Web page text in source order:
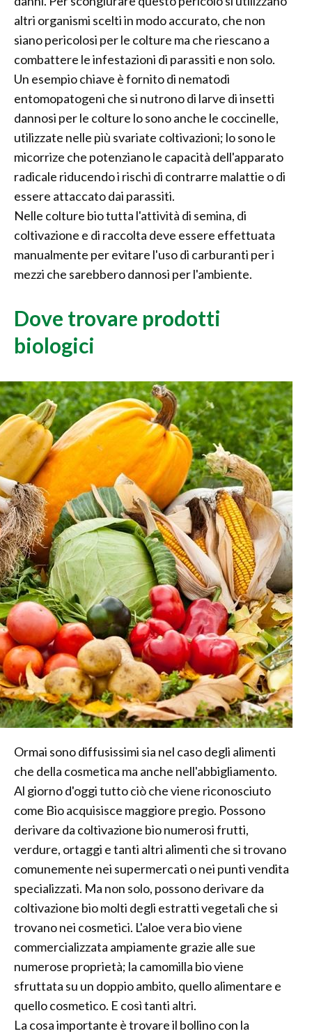
altri organismi scelti in modo accurato, che non
siano pericolosi per le colture ma che riescano a
combattere le infestazioni di parassiti e non solo.
Un esempio chiave è fornito di nematodi
entomopatogeni che si nutrono di larve di insetti
dannosi per le colture lo sono anche le coccinelle,
utilizzate nelle più svariate coltivazioni; lo sono le
micorrize che potenziano le capacità dell'apparato
radicale riducendo i rischi di contrarre malattie o di
essere attaccato dai parassiti.
Nelle colture bio tutta l'attività di semina, di
coltivazione e di raccolta deve essere effettuata
manualmente per evitare l'uso di carburanti per i
mezzi che sarebbero dannosi per l'ambiente.
Dove trovare prodotti
biologici
Ormai sono diffusissimi sia nel caso degli alimenti
che della cosmetica ma anche nell'abbigliamento.
Al giorno d'oggi tutto ciò che viene riconosciuto
come Bio acquisisce maggiore pregio. Possono
derivare da coltivazione bio numerosi frutti,
verdure, ortaggi e tanti altri alimenti che si trovano
comunemente nei supermercati o nei punti vendita
specializzati. Ma non solo, possono derivare da
coltivazione bio molti degli estratti vegetali che si
trovano nei cosmetici. L'aloe vera bio viene
commercializzata ampiamente grazie alle sue
numerose proprietà; la camomilla bio viene
sfruttata su un doppio ambito, quello alimentare e
quello cosmetico. E così tanti altri.
La cosa importante è trovare il bollino con la